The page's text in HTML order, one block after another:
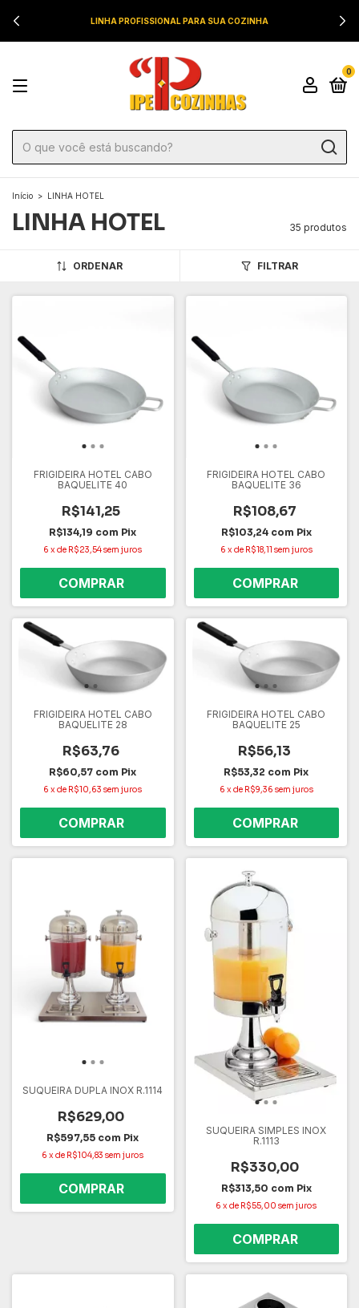
LINHA PROFISSIONAL PARA SUA COZINHA
0
Início > LINHA HOTEL
LINHA HOTEL 35 produtos
ORDENAR FILTRAR
FRIGIDEIRA HOTEL CABO
BAQUELITE 40
R$141,25
R$134,19 com Pix
6 xde R$23,54sem juros
FRIGIDEIRA HOTEL CABO
BAQUELITE 36
R$108,67
R$103,24 com Pix
6 x de R$18,11 sem juros
FRIGIDEIRA HOTEL CABO
BAQUELITE 28
R$63,76
R$60,57 com Pix
6 xde R$10,63 sem juros
FRIGIDEIRA HOTEL CABO
BAQUELITE 25
R$56,13
R$53,32 com Pix
6 xde R$9,36 sem juros
SUQUEIRA DUPLA INOX R.1114
R$629,00
R$597,55 com Pix
6 xde R$104,83 sem juros
SUQUEIRA SIMPLES INOX
R.1113
R$330,00
R$313,50 com Pix
6 xde R$55,00 sem juros